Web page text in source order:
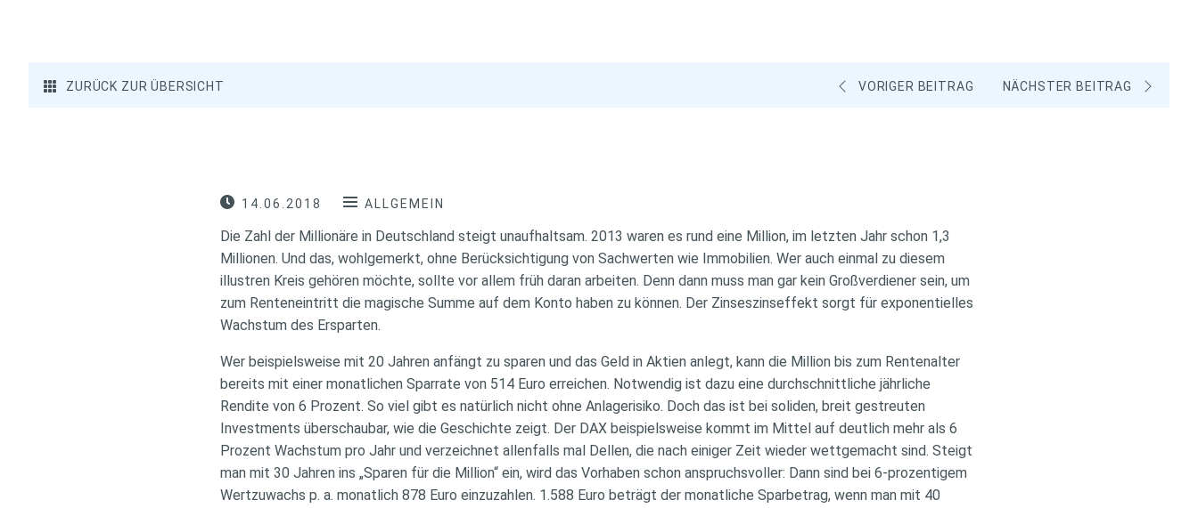
ZURÜCK ZUR ÜBERSICHT VORIGER BEITRAG NÄCHSTER BEITRAG
14.06.2018 ALLGEMEIN
Die Zahl der Millionäre in Deutschland steigt unaufhaltsam. 2013 waren es rund eine Million, im letzten Jahr schon 1,3
Millionen. Und das, wohlgemerkt, ohne Berücksichtigung von Sachwerten wie Immobilien. Wer auch einmal zu diesem
illustren Kreis gehören möchte, sollte vor allem früh daran arbeiten. Denn dann muss man gar kein Großverdiener sein, um
zum Renteneintritt die magische Summe auf dem Konto haben zu können. Der Zinseszinseffekt sorgt für exponentielles
Wachstum des Ersparten.
Wer beispielsweise mit 20 Jahren anfängt zu sparen und das Geld in Aktien anlegt, kann die Million bis zum Rentenalter
bereits mit einer monatlichen Sparrate von 514 Euro erreichen. Notwendig ist dazu eine durchschnittliche jährliche
Rendite von 6 Prozent. So viel gibt es natürlich nicht ohne Anlagerisiko. Doch das ist bei soliden, breit gestreuten
Investments überschaubar, wie die Geschichte zeigt. Der DAX beispielsweise kommt im Mittel auf deutlich mehr als 6
Prozent Wachstum pro Jahr und verzeichnet allenfalls mal Dellen, die nach einiger Zeit wieder wettgemacht sind. Steigt
man mit 30 Jahren ins „Sparen für die Million“ ein, wird das Vorhaben schon anspruchsvoller: Dann sind bei 6-prozentigem
Wertzuwachs p. a. monatlich 878 Euro einzuzahlen. 1.588 Euro beträgt der monatliche Sparbetrag, wenn man mit 40